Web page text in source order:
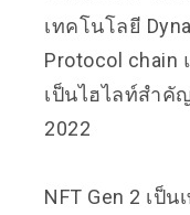
เทคโนโลยี
Protocol chain
เป็นไฮไลท์สำคั
2022
NFT Gen 2 เป็